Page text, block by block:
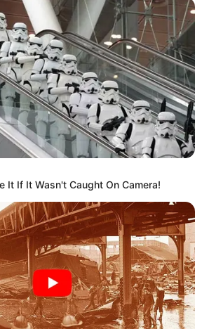
ESMAD
Se calentó la vuelta:
trifulca en San Adresito
San José afecta la
movilidad
CARGAR MÁS
POR LLUVIAS
VIA AL LLANO
METRO DE MEDELLÍN
CORTES DE AGUA
It If It Wasn't Caught On Camera!